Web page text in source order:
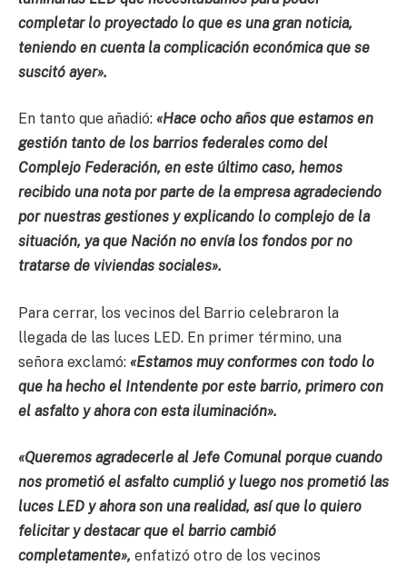
completar lo proyectado lo que es una gran noticia,
teniendo en cuenta la complicación económica que se
suscitó ayer».
En tanto que añadió: «Hace ocho años que estamos en
gestión tanto de los barrios federales como del
Complejo Federación, en este último caso, hemos
recibido una nota por parte de la empresa agradeciendo
por nuestras gestiones y explicando lo complejo de la
situación, ya que Nación no envía los fondos por no
tratarse de viviendas sociales».
Para cerrar, los vecinos del Barrio celebraron la
llegada de las luces LED. En primer término, una
señora exclamó: «Estamos muy conformes con todo lo
que ha hecho el Intendente por este barrio, primero con
el asfalto y ahora con esta iluminación».
«Queremos agradecerle al Jefe Comunal porque cuando
nos prometió el asfalto cumplió y luego nos prometió las
luces LED y ahora son una realidad, así que lo quiero
felicitar y destacar que el barrio cambió
completamente», enfatizó otro de los vecinos